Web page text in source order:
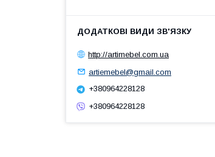
http://artimebel.com.ua
artiemebel@gmail.com
+380964228128
+380964228128